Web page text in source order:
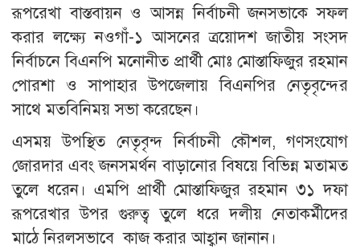
রূপরেখা বাস্তবায়ন ও আসন্ন নির্বাচনী জনসভাকে সফল
করার লক্ষ্যে নওগাঁ-১ আসনের ত্রয়োদশ জাতীয় সংসদ
নির্বাচনে বিএনপি মনোনীত প্রার্থী মোঃ মোস্তাফিজুর রহমান
পোরশা ও সাপাহার উপজেলায় বিএনপির নেতৃবৃন্দের
সাথে মতবিনিময় সভা করেছেন।
এসময় উপস্থিত নেতৃবৃন্দ নির্বাচনী কৌশল, গণসংযোগ
জোরদার এবং জনসমর্থন বাড়ানোর বিষয়ে বিভিন্ন মতামত
তুলে ধরেন। এমপি প্রার্থী মোস্তাফিজুর রহমান ৩১ দফা
রূপরেখার উপর গুরুত্ব তুলে ধরে দলীয় নেতাকর্মীদের
মাঠে নিরলসভাবে কাজ করার আহ্বান জানান।